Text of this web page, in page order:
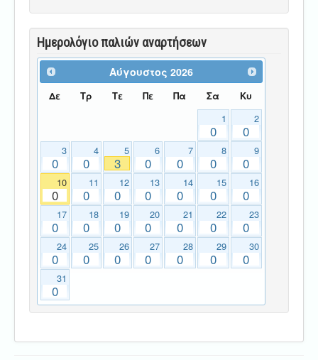
Ημερολόγιο παλιών αναρτήσεων
Αύγουστος 2026
Δε Τρ Τε Πε Πα Σα Κυ
1
0
2
0
3
0
4
0
5
3
6
0
7
0
8
0
9
0
10
0
11
0
12
0
13
0
14
0
15
0
16
0
17
0
18
0
19
0
20
0
21
0
22
0
23
0
24
0
25
0
26
0
27
0
28
0
29
0
30
0
31
0